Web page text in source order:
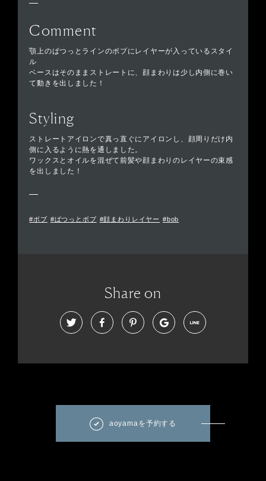
Comment
顎上のぱつっとラインのボブにレイヤーが入っているスタイ
ル
ベースはそのままストレートに、顔まわりは少し内側に巻い
て動きを出しました！
Styling
ストレートアイロンで真っ直ぐにアイロンし、顔周りだけ内
側に入るように熱を通しました。
ワックスとオイルを混ぜて前髪や顔まわりのレイヤーの束感
を出しました！
#ボブ #ぱつっとボブ #顔まわりレイヤー #bob
Share on
aoyamaを予約する